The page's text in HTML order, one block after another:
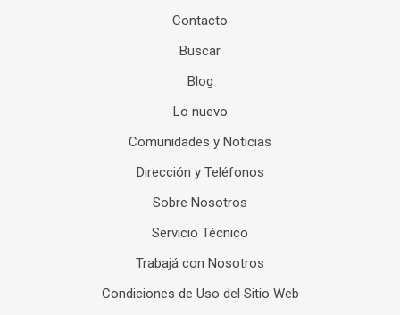
Contacto
Buscar
Blog
Lo nuevo
Comunidades y Noticias
Dirección y Teléfonos
Sobre Nosotros
Servicio Técnico
Trabajá con Nosotros
Condiciones de Uso del Sitio Web